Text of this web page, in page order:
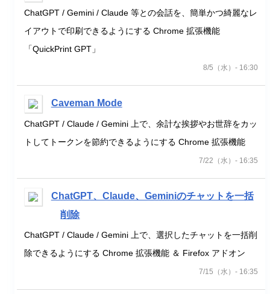
ChatGPT / Gemini / Claude 等との会話を、簡単かつ綺麗なレ
イアウトで印刷できるようにする Chrome 拡張機能
「QuickPrint GPT」
8/5（水）- 16:30
Caveman Mode
ChatGPT / Claude / Gemini 上で、余計な挨拶やお世辞をカッ
トしてトークンを節約できるようにする Chrome 拡張機能
7/22（水）- 16:35
ChatGPT、Claude、Geminiのチャットを一括
削除
ChatGPT / Claude / Gemini 上で、選択したチャットを一括削
除できるようにする Chrome 拡張機能 ＆ Firefox アドオン
7/15（水）- 16:35